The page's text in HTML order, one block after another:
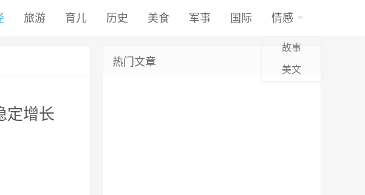
旅游 育儿 历史 美食 军事 国际 情感
故事
美文
定增长
热门文章